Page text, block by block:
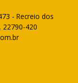
- Recreio dos
22790-420